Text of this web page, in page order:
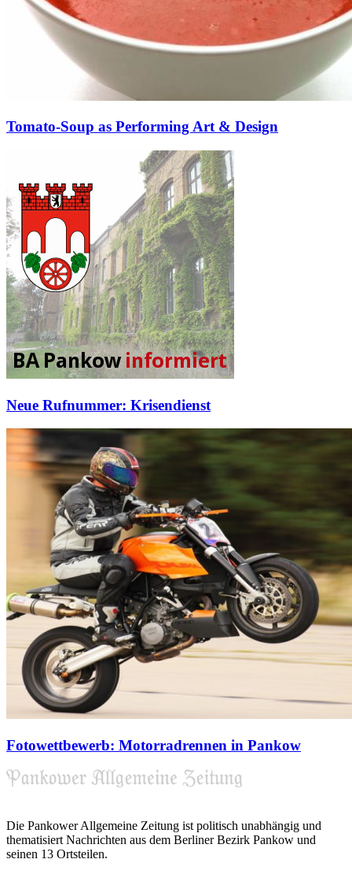
Tomato-Soup as Performing Art & Design
Neue Rufnummer: Krisendienst
Fotowettbewerb: Motorradrennen in Pankow
Die Pankower Allgemeine Zeitung ist politisch unabhängig und
thematisiert Nachrichten aus dem Berliner Bezirk Pankow und
seinen 13 Ortsteilen.